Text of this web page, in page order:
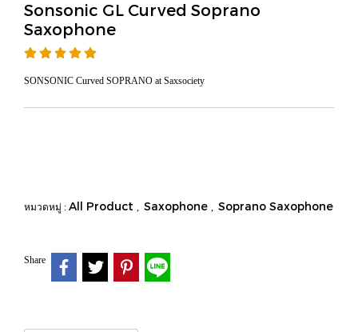
Sonsonic GL Curved Soprano
Saxophone
SONSONIC Curved SOPRANO at Saxsociety
หมวดหมู่ : All Product , Saxophone , Soprano Saxophone
Share